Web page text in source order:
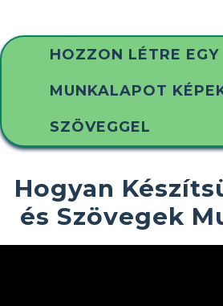
HOZZON LÉTRE EGY
MUNKALAPOT
SZÖVEGGEL
Hogyan
és Szövegek